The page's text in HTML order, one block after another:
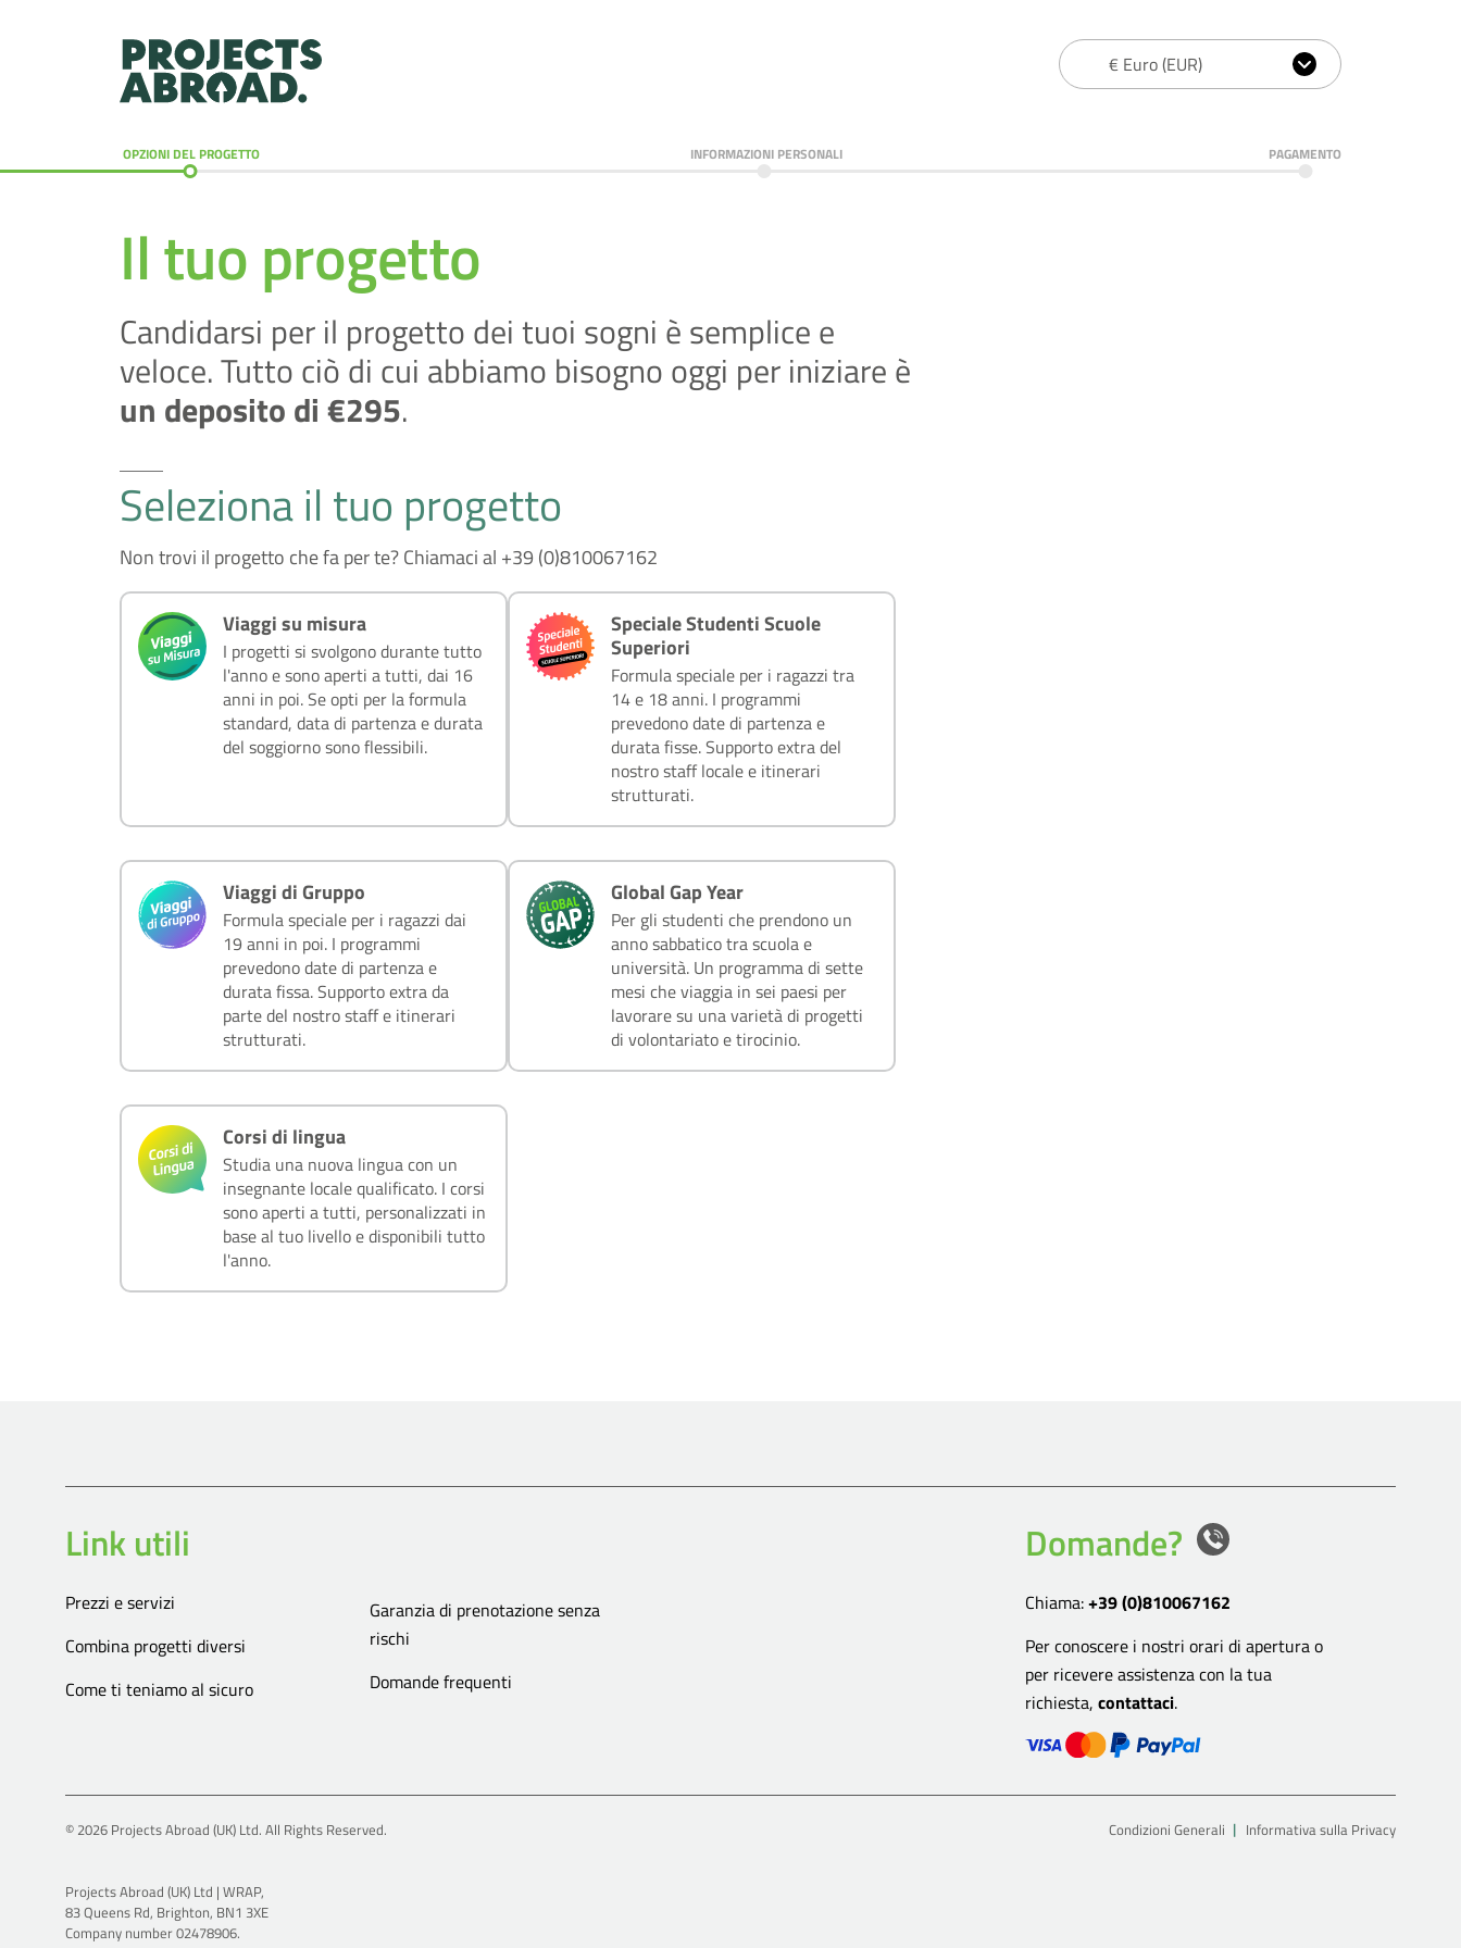
OPZIONI DEL PROGETTO INFORMAZIONI PERSONALI PAGAMENTO
Il tuo progetto
Candidarsi per il progetto dei tuoi sogni è semplice e
veloce. Tutto ciò di cui abbiamo bisogno oggi per iniziare è
un deposito di €295.
Seleziona il tuo progetto
Non trovi il progetto che fa per te? Chiamaci al +39 (0)810067162
Viaggi su misura
I progetti si svolgono durante tutto
l'anno e sono aperti a tutti, dai 16
anni in poi. Se opti per la formula
standard, data di partenza e durata
del soggiorno sono flessibili.
Speciale Studenti Scuole
Superiori
Formula speciale per i ragazzi tra
14 e 18 anni. I programmi
prevedono date di partenza e
durata fisse. Supporto extra del
nostro staff locale e itinerari
strutturati.
Viaggi di Gruppo
Formula speciale per i ragazzi dai
19 anni in poi. I programmi
prevedono date di partenza e
durata fissa. Supporto extra da
parte del nostro staff e itinerari
strutturati.
Global Gap Year
Per gli studenti che prendono un
anno sabbatico tra scuola e
università. Un programma di sette
mesi che viaggia in sei paesi per
lavorare su una varietà di progetti
di volontariato e tirocinio.
Corsi di lingua
Studia una nuova lingua con un
insegnante locale qualificato. I corsi
sono aperti a tutti, personalizzati in
base al tuo livello e disponibili tutto
l'anno.
Domande?
Chiama:+39 (0)810067162
Per conoscere i nostri orari di apertura o
per ricevere assistenza con la tua
richiesta, contattaci.
Link utili
Prezzi e servizi
Combina progetti diversi
Come ti teniamo al sicuro
Garanzia di prenotazione senza
rischi
Domande frequenti
Condizioni Generali Informativa sulla Privacy
© 2026 Projects Abroad (UK) Ltd. All Rights Reserved.
Projects Abroad (UK) Ltd | WRAP,
83 Queens Rd, Brighton, BN1 3XE
Company number 02478906.